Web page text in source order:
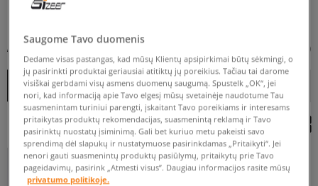
SIZEER › VAIKAMS
ASICS BATAI VAIKAMS )
RODYTI FILTRUS Rušiuoti
REKOMENDUOJAMOS
NUO IKI
Saugome Tavo duomenis
Dedame visas pastangas, kad mūsų Klientų apsipirkimai būtų sėkmingi, o
jų pasirinkti produktai geriausiai atitiktų jų poreikius. Tačiau tai darome
visiškai gerbdami visų asmens duomenų saugumą. Spustelk „OK“, jei
nori, kad informaciją apie Tavo elgesį mūsų svetainėje naudotume Tau
suasmenintam turiniui parengti, įskaitant Tavo poreikiams ir interesams
pritaikytas produktų rekomendacijas, suasmenintą reklamą ir Tavo
pasirinktų nuostatų įsiminimą. Gali bet kuriuo metu pakeisti savo
sprendimą dėl slapukų ir nustatymuose pasirinkdamas „Pritaikyti“. Jei
nenori gauti suasmenintų produktų pasiūlymų, pritaikytų prie Tavo
pageidavimų, pasirink „Atmesti visus”. Daugiau informacijos rasite mūsų
privatumo politikoje.